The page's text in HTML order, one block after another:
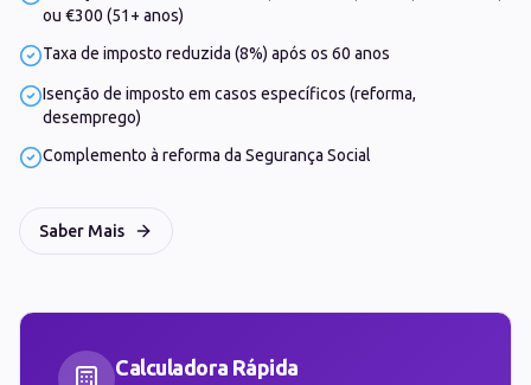
ou €300 (51+ anos)
Taxa de imposto reduzida (8%) após os 60 anos
Isenção de imposto em casos específicos (reforma,
desemprego)
Complemento à reforma da Segurança Social
Saber Mais
Calculadora Rápida